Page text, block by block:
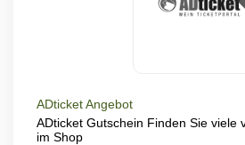
ADticket Angebot
ADticket Gutschein Finden Sie viele
im Shop